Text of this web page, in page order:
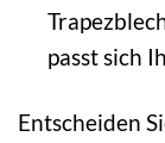
passt sich
Entscheiden